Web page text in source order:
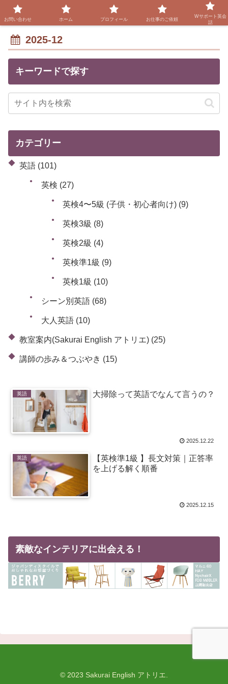
2025-12
キーワードで探す
カテゴリー
英語 (101)
英検 (27)
英検4〜5級 (子供・初心者向け) (9)
英検3級 (8)
英検2級 (4)
英検準1級 (9)
英検1級 (10)
シーン別英語 (68)
大人英語 (10)
教室案内(Sakurai English アトリエ) (25)
講師の歩み＆つぶやき (15)
英語 大掃除って英語でなんて言うの？
2025.12.22
英語
【英検準1級 】長文対策｜正答率
を上げる解く順番
2025.12.15
素敵なインテリアに出会える！
© 2023 Sakurai English アトリエ.
お問い合わせ ホーム プロフィール お仕事のご依頼
Wサポート英会
話